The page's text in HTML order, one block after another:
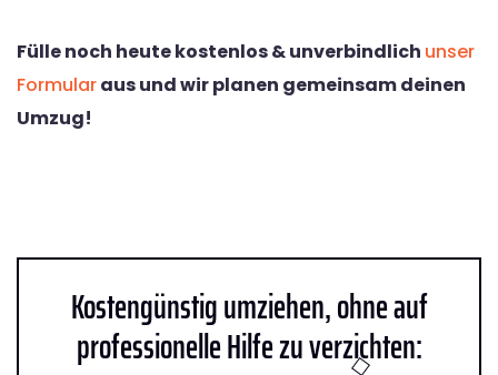
Fülle noch heute kostenlos & unverbindlich unser
Formularaus und wir planen gemeinsam deinen
Umzug!
Kostengünstig umziehen, ohne auf
professionelle Hilfe zu verzichten: